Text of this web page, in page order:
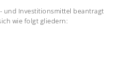
und Investitionsmittel beantragt
wie folgt gliedern: